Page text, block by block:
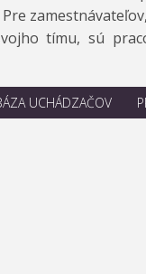
tímu, sú
UCHÁDZAČOV